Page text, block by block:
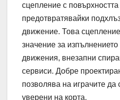
сцепление с повърхността
предотвратявайки
движение. Това
значение за
движения, внезапни
сервиси. Добре
позволява на играчите да
уверени на корта.